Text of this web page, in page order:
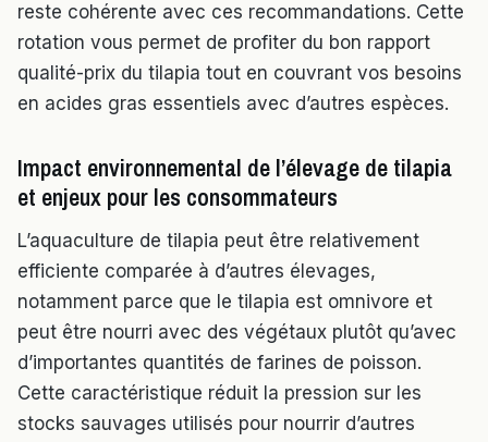
reste cohérente avec ces recommandations. Cette
rotation vous permet de profiter du bon rapport
qualité-prix du tilapia tout en couvrant vos besoins
en acides gras essentiels avec d’autres espèces.
Impact environnemental de l’élevage de tilapia
et enjeux pour les consommateurs
L’aquaculture de tilapia peut être relativement
efficiente comparée à d’autres élevages,
notamment parce que le tilapia est omnivore et
peut être nourri avec des végétaux plutôt qu’avec
d’importantes quantités de farines de poisson.
Cette caractéristique réduit la pression sur les
stocks sauvages utilisés pour nourrir d’autres